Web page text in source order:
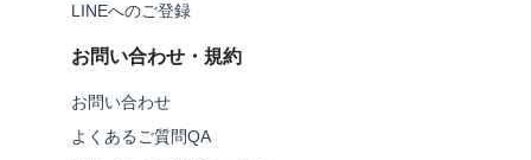
LINEへのご登録
お問い合わせ・規約
お問い合わせ
よくあるご質問QA